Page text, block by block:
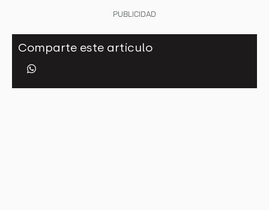
PUBLICIDAD
Comparte este artículo